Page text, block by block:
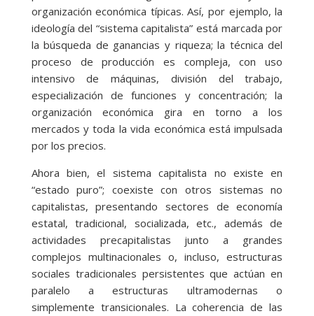
organización económica típicas. Así, por ejemplo, la
ideología del “sistema capitalista” está marcada por
la búsqueda de ganancias y riqueza; la técnica del
proceso de producción es compleja, con uso
intensivo de máquinas, división del trabajo,
especialización de funciones y concentración; la
organización económica gira en torno a los
mercados y toda la vida económica está impulsada
por los precios.
Ahora bien, el sistema capitalista no existe en
“estado puro”; coexiste con otros sistemas no
capitalistas, presentando sectores de economía
estatal, tradicional, socializada, etc., además de
actividades precapitalistas junto a grandes
complejos multinacionales o, incluso, estructuras
sociales tradicionales persistentes que actúan en
paralelo a estructuras ultramodernas o
simplemente transicionales. La coherencia de las